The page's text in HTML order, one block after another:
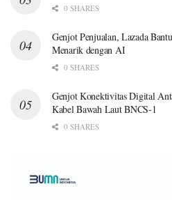
0 SHARES
Genjot Penjualan, Lazada
Menarik dengan AI
0 SHARES
Genjot Konektivitas Digital
Kabel Bawah Laut BNCS-1
0 SHARES